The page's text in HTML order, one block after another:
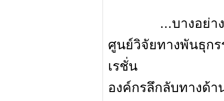
...บางอย่างที่เล
ศูนย์วิจัยทางพันธุก
เรชั่น
องค์กรลึกลับทางด้